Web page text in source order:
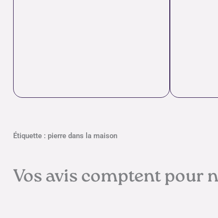
Étiquette : pierre dans la maison
Vos avis comptent pour